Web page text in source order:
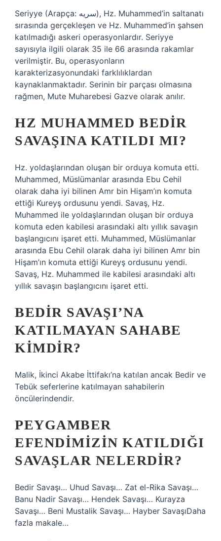
Seriyye (Arapça: سریه), Hz. Muhammed’in saltanatı
sırasında gerçekleşen ve Hz. Muhammed’in şahsen
katılmadığı askeri operasyonlardır. Seriyye
sayısıyla ilgili olarak 35 ile 66 arasında rakamlar
verilmiştir. Bu, operasyonların
karakterizasyonundaki farklılıklardan
kaynaklanmaktadır. Serinin bir parçası olmasına
rağmen, Mute Muharebesi Gazve olarak anılır.
HZ MUHAMMED BEDIR
SAVAŞINA KATILDI MI?
Hz. yoldaşlarından oluşan bir orduya komuta etti.
Muhammed, Müslümanlar arasında Ebu Cehil
olarak daha iyi bilinen Amr bin Hişam’ın komuta
ettiği Kureyş ordusunu yendi. Savaş, Hz.
Muhammed ile yoldaşlarından oluşan bir orduya
komuta eden kabilesi arasındaki altı yıllık savaşın
başlangıcını işaret etti. Muhammed, Müslümanlar
arasında Ebu Cehil olarak daha iyi bilinen Amr bin
Hişam’ın komuta ettiği Kureyş ordusunu yendi.
Savaş, Hz. Muhammed ile kabilesi arasındaki altı
yıllık savaşın başlangıcını işaret etti.
BEDIR SAVAŞI’NA
KATILMAYAN SAHABE
KIMDIR?
Malik, İkinci Akabe İttifakı’na katılan ancak Bedir ve
Tebük seferlerine katılmayan sahabilerin
öncülerindendir.
PEYGAMBER
EFENDIMIZIN KATILDIĞI
SAVAŞLAR NELERDIR?
Bedir Savaşı… Uhud Savaşı… Zat el-Rika Savaşı…
Banu Nadir Savaşı… Hendek Savaşı… Kurayza
Savaşı… Beni Mustalik Savaşı… Hayber SavaşıDaha
fazla makale…